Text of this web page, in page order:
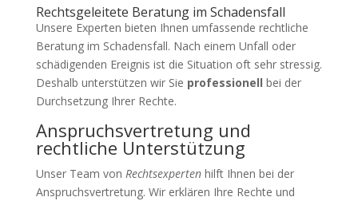
Rechtsgeleitete Beratung im Schadensfall
Unsere Experten bieten Ihnen umfassende rechtliche
Beratung im Schadensfall. Nach einem Unfall oder
schädigenden Ereignis ist die Situation oft sehr stressig.
Deshalb unterstützen wir Sie professionell bei der
Durchsetzung Ihrer Rechte.
Anspruchsvertretung und
rechtliche Unterstützung
Unser Team von Rechtsexpertenhilft Ihnen bei der
Anspruchsvertretung. Wir erklären Ihre Rechte und